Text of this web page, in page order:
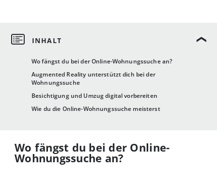
Wo fängst du bei der Online-Wohnungssuche an?
Augmented Reality unterstützt dich bei der
Wohnungssuche
Besichtigung und Umzug digital vorbereiten
Wie du die Online-Wohnungssuche meisterst
Wo fängst du bei der Online-
Wohnungssuche an?